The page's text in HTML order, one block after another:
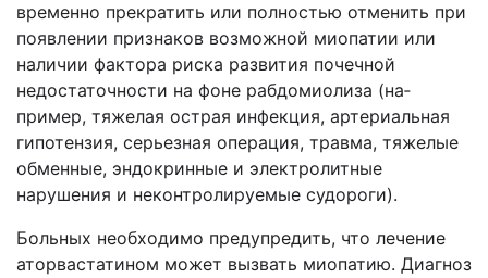
временно прекратить или полно­стью отменить при
появлении признаков возможной миопатии или
наличии фактора риска развития почечной
недостаточности на фоне рабдомиолиза (на­
пример, тяжелая острая инфекция, артериальная
гипотензия, серьезная опера­ция, травма, тяжелые
обменные, эндокринные и электролитные
нарушения и неконтролируемые судороги).
Больных необходимо предупредить, что лечение
аторвастатином может вызвать миопатию. Диагноз